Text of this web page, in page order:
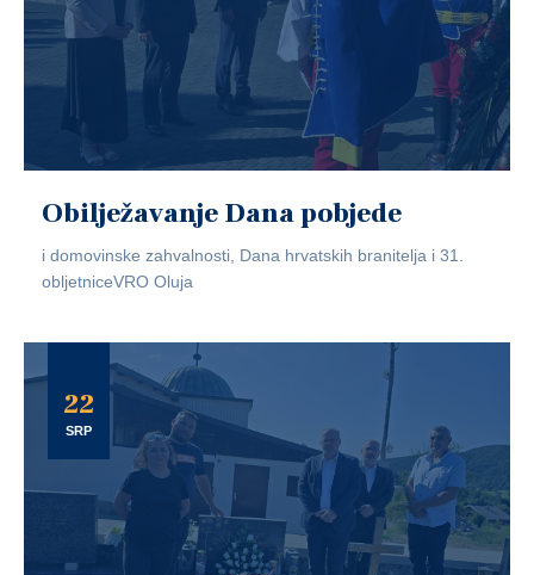
Obilježavanje Dana pobjede
i domovinske zahvalnosti, Dana hrvatskih branitelja i 31.
obljetniceVRO Oluja
22
SRP